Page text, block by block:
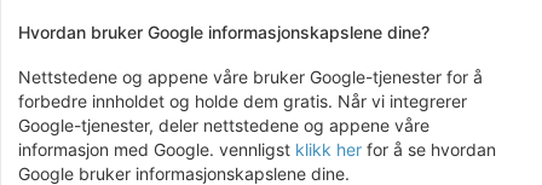
Hvordan bruker Google informasjonskapslene dine?
Nettstedene og appene våre bruker Google-tjenester for å
forbedre innholdet og holde dem gratis. Når vi integrerer
Google-tjenester, deler nettstedene og appene våre
informasjon med Google. vennligst klikk her for å se hvordan
Google bruker informasjonskapslene dine.